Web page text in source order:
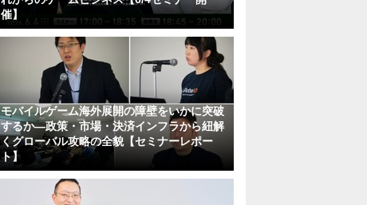
催】
モバイルゲーム海外展開の障壁をいかに突破
するか―政策・市場・決済インフラから紐解
くグローバル攻略の全貌【セミナーレポー
ト】